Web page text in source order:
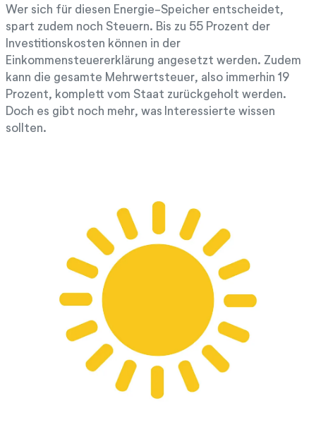
Wer sich für diesen Energie-Speicher entscheidet,
spart zudem noch Steuern. Bis zu 55 Prozent der
Investitionskosten können in der
Einkommensteuererklärung angesetzt werden. Zudem
kann die gesamte Mehrwertsteuer, also immerhin 19
Prozent, komplett vom Staat zurückgeholt werden.
Doch es gibt noch mehr, was Interessierte wissen
sollten.